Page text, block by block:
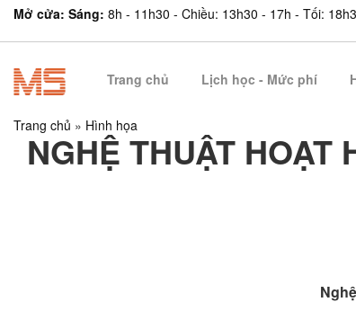
Mở cửa: Sáng: 8h - 11h30 - Chiều: 13h30 - 17h - Tối:
Trang chủ Lịch học - Mức phí
Trang chủ » Hình họa
NGHỆ THUẬT HOẠT